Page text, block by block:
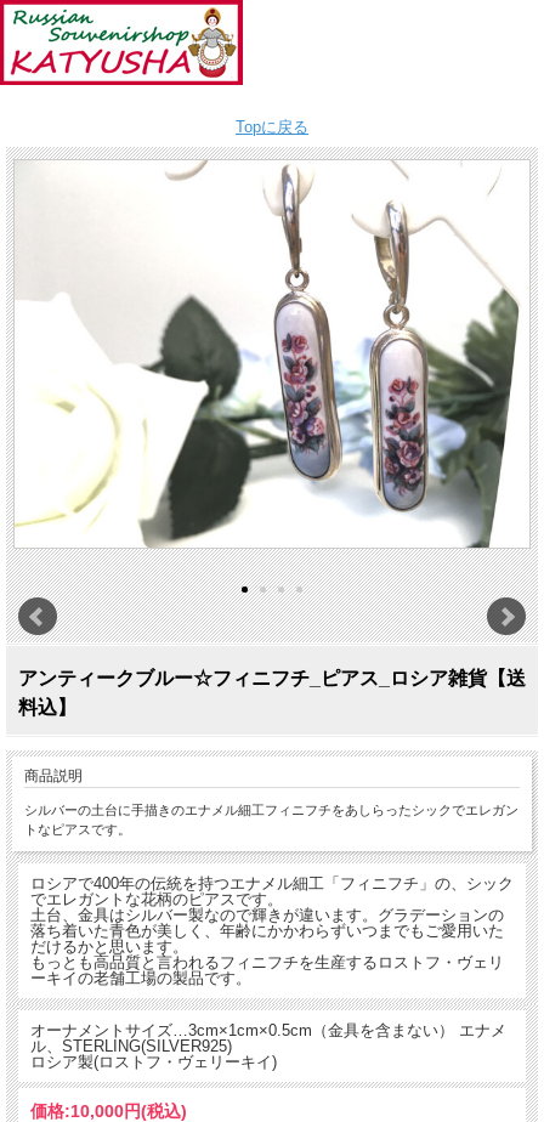
Topに戻る
アンティークブルー☆フィニフチ_ピアス_ロシア雑貨【送
料込】
商品説明
シルバーの土台に手描きのエナメル細工フィニフチをあしらったシックでエレガン
トなピアスです。
ロシアで400年の伝統を持つエナメル細工「フィニフチ」の、シック
でエレガントな花柄のピアスです。
土台、金具はシルバー製なので輝きが違います。グラデーションの
落ち着いた青色が美しく、年齢にかかわらずいつまでもご愛用いた
だけるかと思います。
もっとも高品質と言われるフィニフチを生産するロストフ・ヴェリ
ーキイの老舗工場の製品です。
オーナメントサイズ…3cm×1cm×0.5cm（金具を含まない） エナメ
ル、STERLING(SILVER925)
ロシア製(ロストフ・ヴェリーキイ)
価格:10,000円(税込)